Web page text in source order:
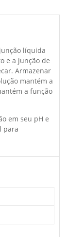
líquida
e a junção de
Armazenar
mantém a
a função
em seu pH e
para